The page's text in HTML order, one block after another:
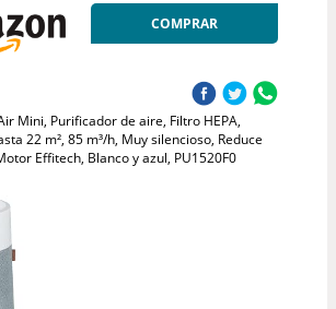
COMPRAR
Mini, Purificador de aire, Filtro HEPA,
22 m², 85 m³/h, Muy silencioso, Reduce
Effitech, Blanco y azul, PU1520F0